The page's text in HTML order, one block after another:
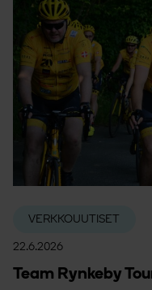
VERKKOUUTISET
22.6.2026
Team Rynkeby